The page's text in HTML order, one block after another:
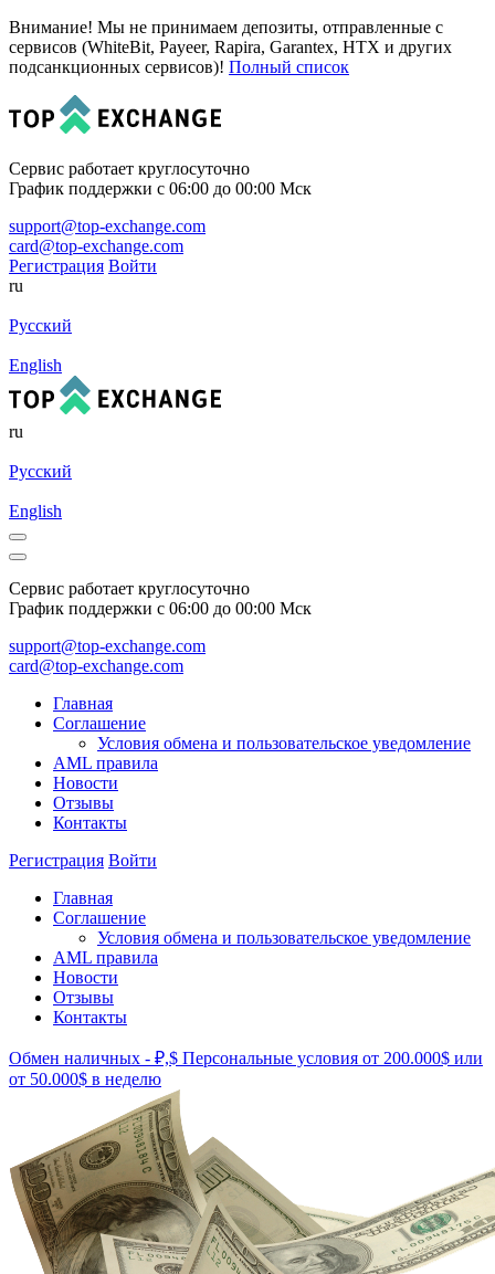
Внимание! Мы не принимаем депозиты, отправленные с
сервисов (WhiteBit, Payeer, Rapira, Garantex, HTX и других
подсанкционных сервисов)! Полный список
Сервис работает круглосуточно
График поддержки с 06:00 до 00:00 Мск
support@top-exchange.com
card@top-exchange.com
Регистрация Войти
ru
Русский
English
ru
Русский
English
Сервис работает круглосуточно
График поддержки с 06:00 до 00:00 Мск
support@top-exchange.com
card@top-exchange.com
Главная
Соглашение
Условия обмена и пользовательское уведомление
AML правила
Новости
Отзывы
Контакты
Регистрация Войти
Главная
Соглашение
Условия обмена и пользовательское уведомление
AML правила
Новости
Отзывы
Контакты
Обмен наличных - ₽,$ Персональные условия от 200.000$ или
от 50.000$ в неделю